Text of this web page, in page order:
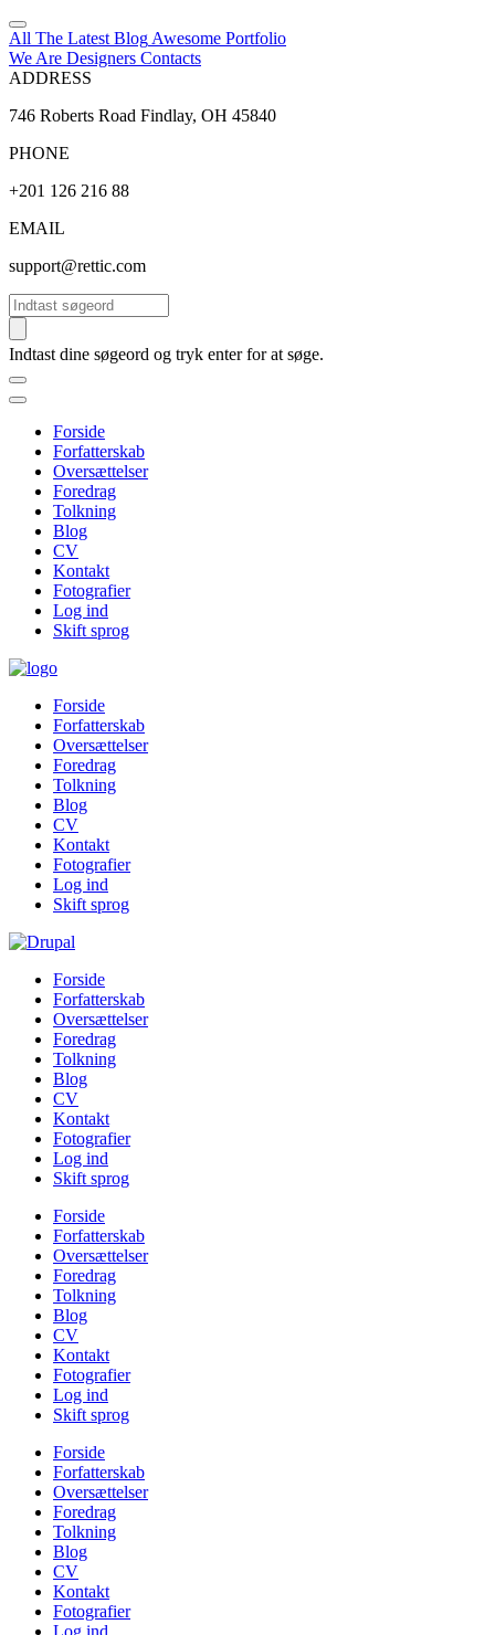
All The Latest Blog Awesome Portfolio
We Are Designers Contacts
ADDRESS
746 Roberts Road Findlay, OH 45840
PHONE
+201 126 216 88
EMAIL
support@rettic.com
Søg
Indtast dine søgeord og tryk enter for at søge.
Forside
Forfatterskab
Oversættelser
Foredrag
Tolkning
Blog
CV
Kontakt
Fotografier
Log ind
Skift sprog
Forside
Forfatterskab
Oversættelser
Foredrag
Tolkning
Blog
CV
Kontakt
Fotografier
Log ind
Skift sprog
Forside
Forfatterskab
Oversættelser
Foredrag
Tolkning
Blog
CV
Kontakt
Fotografier
Log ind
Skift sprog
Forside
Forfatterskab
Oversættelser
Foredrag
Tolkning
Blog
CV
Kontakt
Fotografier
Log ind
Skift sprog
Forside
Forfatterskab
Oversættelser
Foredrag
Tolkning
Blog
CV
Kontakt
Fotografier
Log ind